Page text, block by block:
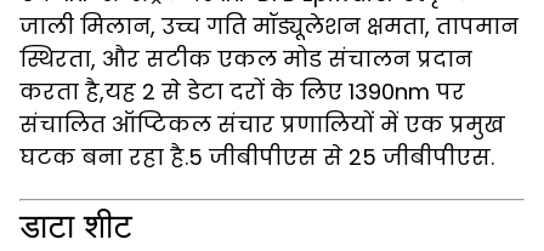
जाली मिलान, उच्च गति मॉड्यूलेशन क्षमता, तापमान
स्थिरता, और सटीक एकल मोड संचालन प्रदान
करता है,यह 2 से डेटा दरों के लिए 1390nm पर
संचालित ऑप्टिकल संचार प्रणालियों में एक प्रमुख
घटक बना रहा है.5 जीबीपीएस से 25 जीबीपीएस.
डाटा शीट